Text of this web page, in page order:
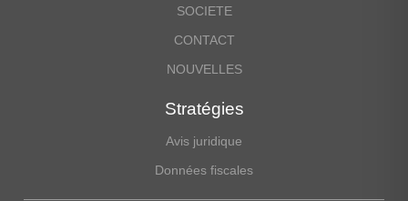
SOCIETE
CONTACT
NOUVELLES
Stratégies
Avis juridique
Données fiscales